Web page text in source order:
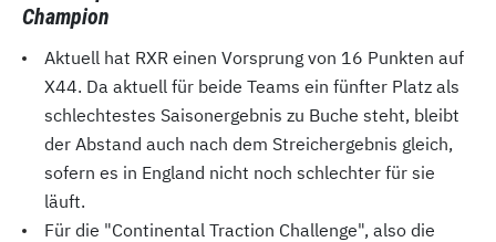
Champion
Aktuell hat RXR einen Vorsprung von 16 Punkten auf
X44. Da aktuell für beide Teams ein fünfter Platz als
schlechtestes Saisonergebnis zu Buche steht, bleibt
der Abstand auch nach dem Streichergebnis gleich,
sofern es in England nicht noch schlechter für sie
läuft.
Für die "Continental Traction Challenge", also die